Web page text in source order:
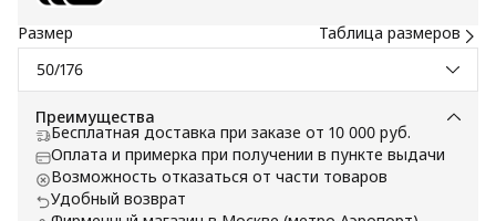
Размер
Таблица размеров
50/176
Преимущества
Бесплатная доставка при заказе от 10 000 руб.
Оплата и примерка при получении в пункте выдачи
Возможность отказаться от части товаров
Удобный возврат